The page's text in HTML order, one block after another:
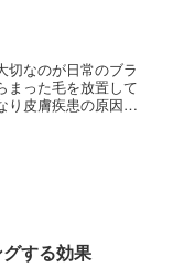
切なのが日常のブラ
まった毛を放置して
り皮膚疾患の原因に
する効果